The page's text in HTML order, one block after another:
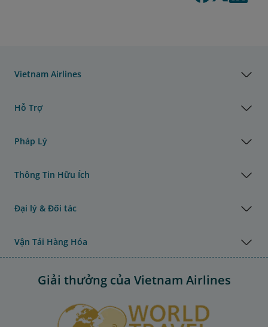
Vietnam Airlines
Hỗ Trợ
Pháp Lý
Thông Tin Hữu Ích
Đại lý & Đối tác
Vận Tải Hàng Hóa
Giải thưởng của Vietnam Airlines